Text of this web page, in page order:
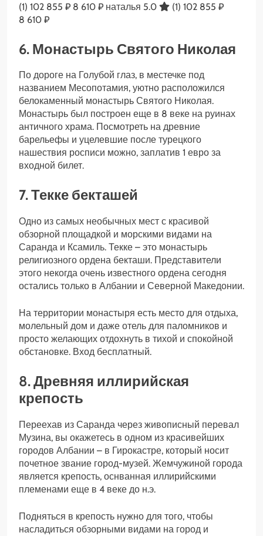
(1) 102 855 ₽ 8 610 ₽ наталья 5.0 (1) 102 855 ₽
8 610 ₽
6. Монастырь Святого Николая
По дороге на Голубой глаз, в местечке под
названием Месопотамия, уютно расположился
белокаменный монастырь Святого Николая.
Монастырь был построен еще в 8 веке на руинах
античного храма. Посмотреть на древние
барельефы и уцелевшие после турецкого
нашествия росписи можно, заплатив 1 евро за
входной билет.
7. Текке бекташей
Одно из самых необычных мест с красивой
обзорной площадкой и морскими видами на
Саранда и Ксамиль. Текке – это монастырь
религиозного ордена бекташи. Представители
этого некогда очень известного ордена сегодня
остались только в Албании и Северной Македонии.
На территории монастыря есть место для отдыха,
молельный дом и даже отель для паломников и
просто желающих отдохнуть в тихой и спокойной
обстановке. Вход бесплатный.
8. Древняя иллирийская
крепость
Переехав из Саранда через живописный перевал
Музина, вы окажетесь в одном из красивейших
городов Албании – в Гирокастре, который носит
почетное звание город-музей. Жемчужиной города
является крепость, оснванная иллирийскими
племенами еще в 4 веке до н.э.
Подняться в крепость нужно для того, чтобы
насладиться обзорными видами на город и